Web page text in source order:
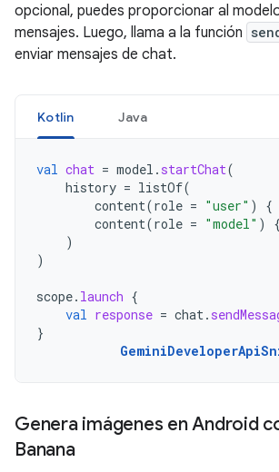
opcional, puedes proporcionar al
mensajes. Luego, llama a la función
enviar mensajes de chat.
Kotlin Java
val chat = model . startChat(
history = listOf(
content(role = "user" ) {
content(role = "model" ) {
)
)
scope. launch {
val response = chat .
}
Genera imágenes en Android
Banana